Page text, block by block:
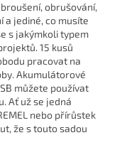
obrušování,
a jediné, co musíte
s jakýmkoli typem
15 kusů
pracovat na
Akumulátorové
můžete používat
Ať už se jedná
nebo přírůstek
že s touto sadou